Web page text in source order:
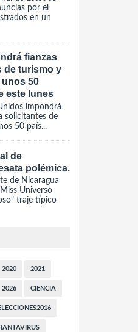
por el
en un
fianzas
de turismo y
50
este lunes
impondrá
solicitantes de
50 país...
de
polémica.
de Nicaragua
Universo
traje típico
2020 2021
2026 CIENCIA